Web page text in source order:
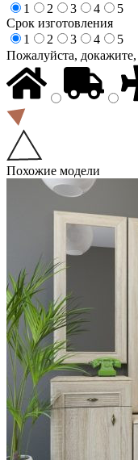
1
2 3 4
5
Срок изготовления
1
2 3 4
5
Пожалуйста,
Похожие модели